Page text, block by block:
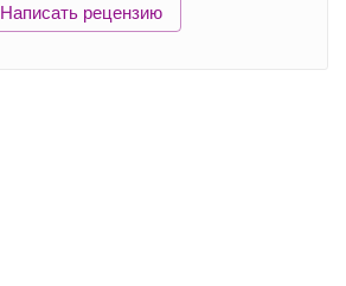
Написать рецензию